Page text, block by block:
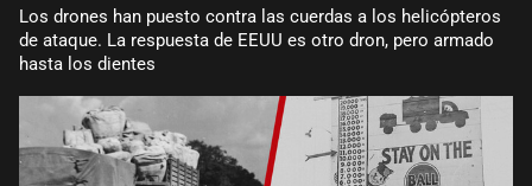
Los drones han puesto contra las cuerdas a los helicópteros
de ataque. La respuesta de EEUU es otro dron, pero armado
hasta los dientes